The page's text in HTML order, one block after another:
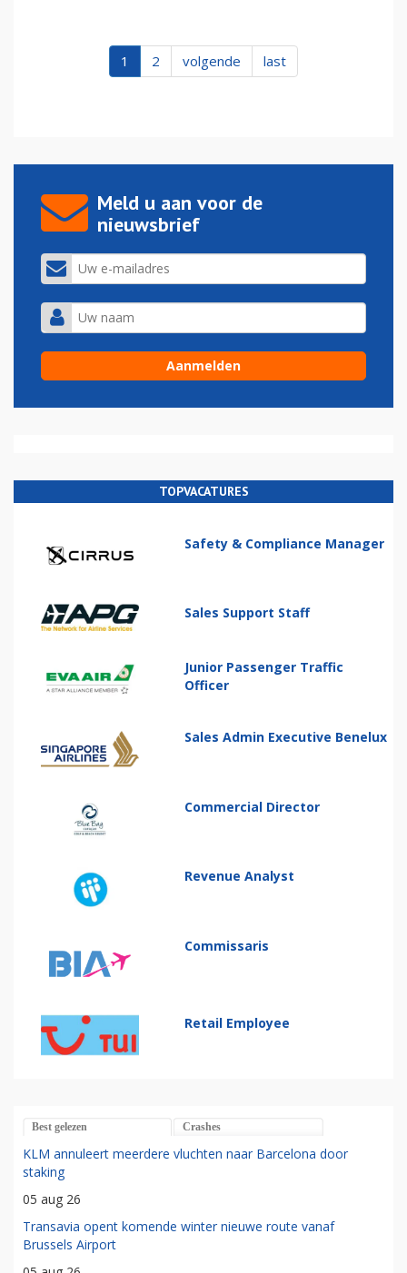
1 2 volgende last
Meld u aan voor de
nieuwsbrief
TOPVACATURES
Safety & Compliance Manager
Sales Support Staff
Junior Passenger Traffic
Officer
Sales Admin Executive Benelux
Commercial Director
Revenue Analyst
Commissaris
Retail Employee
Best gelezen Crashes
KLM annuleert meerdere vluchten naar Barcelona door
staking
05 aug 26
Transavia opent komende winter nieuwe route vanaf
Brussels Airport